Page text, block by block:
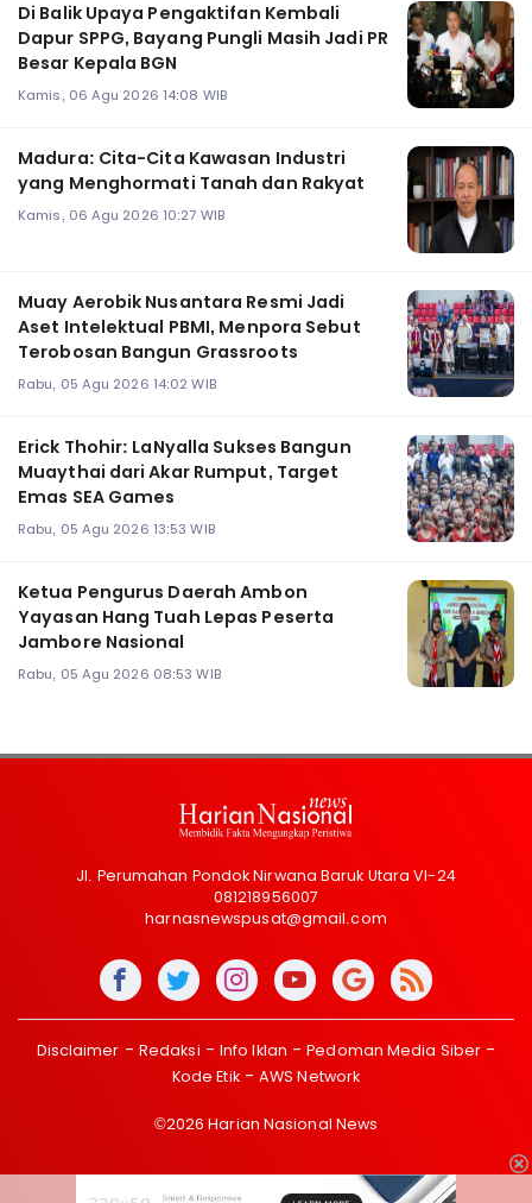
Di Balik Upaya Pengaktifan Kembali
Dapur SPPG, Bayang Pungli Masih Jadi PR
Besar Kepala BGN
Kamis, 06 Agu 2026 14:08 WIB
Madura: Cita-Cita Kawasan Industri
yang Menghormati Tanah dan Rakyat
Kamis, 06 Agu 2026 10:27 WIB
Muay Aerobik Nusantara Resmi Jadi
Aset Intelektual PBMI, Menpora Sebut
Terobosan Bangun Grassroots
Rabu, 05 Agu 2026 14:02 WIB
Erick Thohir: LaNyalla Sukses Bangun
Muaythai dari Akar Rumput, Target
Emas SEA Games
Rabu, 05 Agu 2026 13:53 WIB
Ketua Pengurus Daerah Ambon
Yayasan Hang Tuah Lepas Peserta
Jambore Nasional
Rabu, 05 Agu 2026 08:53 WIB
Jl. Perumahan Pondok Nirwana Baruk Utara VI-24
081218956007
harnasnewspusat@gmail.com
Disclaimer Redaksi Info Iklan
Pedoman Media Siber
Kode Etik
AWS Network
©2026 Harian Nasional News